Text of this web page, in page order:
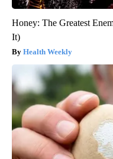
Honey: The Greatest
It)
Health Weekly